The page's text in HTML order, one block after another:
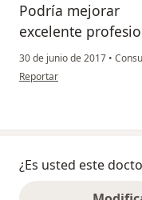
Podría mejorar
excelente
30 de junio de 2017 •
en opinión del usuario
Reportar
¿Es usted este